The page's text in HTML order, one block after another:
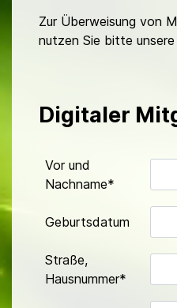
Zur Überweisung von
nutzen Sie bitte unsere
Digitaler
Vor und
Nachname*
Geburtsdatum
Straße,
Hausnummer*